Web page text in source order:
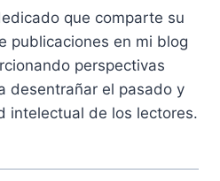
que comparte su
publicaciones en mi blog
perspectivas
desentrañar el pasado y
intelectual de los lectores.